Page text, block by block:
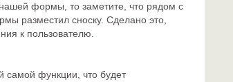
формы, то заметите, что рядом с
разместил сноску. Сделано это,
к пользователю.
самой функции, что будет